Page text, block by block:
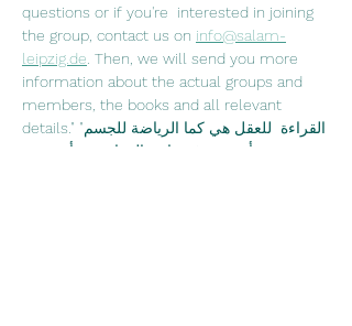
questions or if you're  interested in joining
the group, contact us on info@salam-
leipzig.de . Then, we will send you more
information about the actual groups and
members, the books and all relevant
details."القراءة  للعقل هي كما الرياضة للجسم"
جوزيف أديسون في نادي القراءة نقرأ سوية